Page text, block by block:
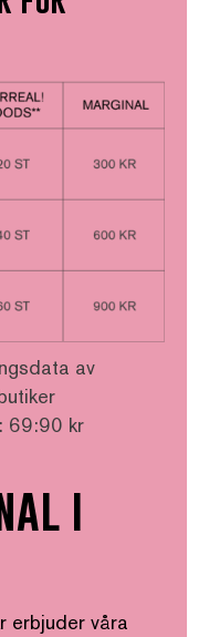
i
erbjuder våra
av
69:90 kr